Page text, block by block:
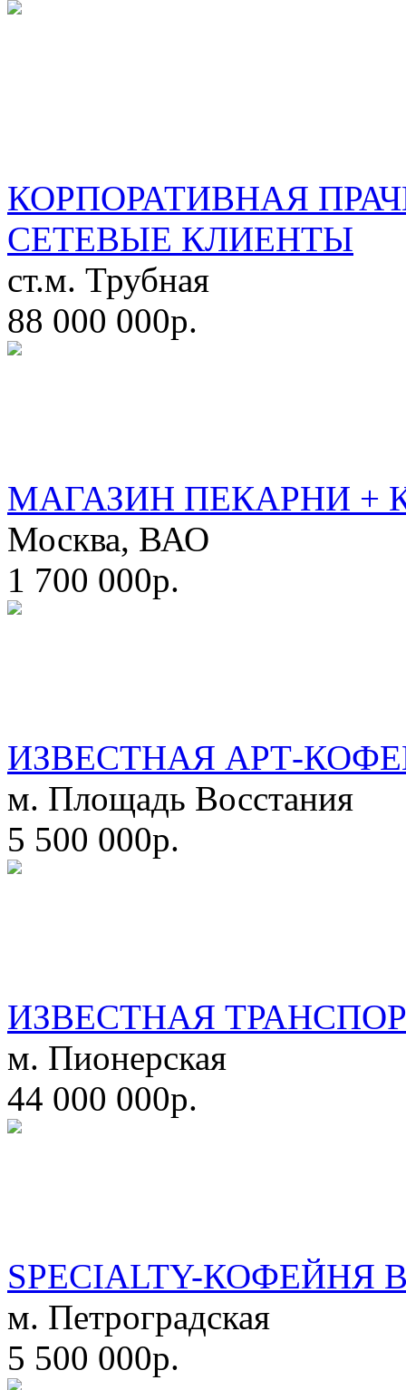
КОРПОРАТИВНАЯ
СЕТЕВЫЕ КЛИЕНТЫ
ст.м. Трубная
88 000 000р.
МАГАЗИН ПЕКАРНИ +
Москва, ВАО
1 700 000р.
ИЗВЕСТНАЯ АРТ-
м. Площадь Восстания
5 500 000р.
ИЗВЕСТНАЯ
м. Пионерская
44 000 000р.
SPECIALTY-
м. Петроградская
5 500 000р.